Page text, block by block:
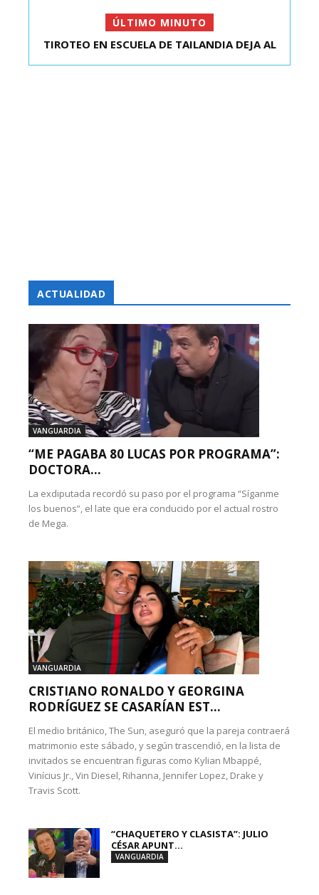
ÚLTIMO MINUTO
HARBOE: “LO QUE SE REQUIERE AHORA ES HACER
TIROTEO EN ESCUELA DE TAILANDIA DEJA AL
ACTUALIDAD
VANGUARDIA
“ME PAGABA 80 LUCAS POR PROGRAMA”:
DOCTORA...
La exdiputada recordó su paso por el programa “Síganme
los buenos”, el late que era conducido por el actual rostro
de Mega.
VANGUARDIA
CRISTIANO RONALDO Y GEORGINA
RODRÍGUEZ SE CASARÍAN EST...
El medio británico, The Sun, aseguró que la pareja contraerá
matrimonio este sábado, y según trascendió, en la lista de
invitados se encuentran figuras como Kylian Mbappé,
Vinícius Jr., Vin Diesel, Rihanna, Jennifer Lopez, Drake y
Travis Scott.
“CHAQUETERO Y CLASISTA”: JULIO
CÉSAR APUNT...
VANGUARDIA